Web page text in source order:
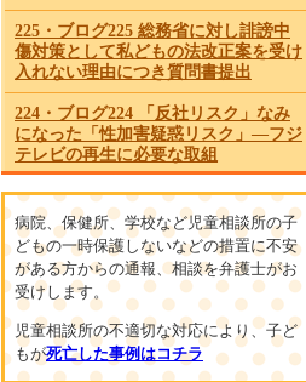
225・ブログ225 総務省に対し誹謗中
傷対策として私どもの法改正案を受け
入れない理由につき質問書提出
224・ブログ224 「反社リスク」なみ
になった「性加害疑惑リスク」―フジ
テレビの再生に必要な取組
223・ブログ223 国は直ちにSNSによる
誹謗中傷防止のため有効な法整備を
222・ブログ222 緊急に必要なテレビ
局における自社女性社員を守るための
施策とSNSによる誹謗中傷防止対策
221・ブログ221 兵庫県で児童相談所
と警察がリアルタイムで虐待情報を共
病院、保健所、学校など児童相談所の子
どもの一時保護しないなどの措置に不安
がある方からの通報、相談を弁護士がお
受けします。
児童相談所の不適切な対応により、子ど
もが死亡した事例はコチラ